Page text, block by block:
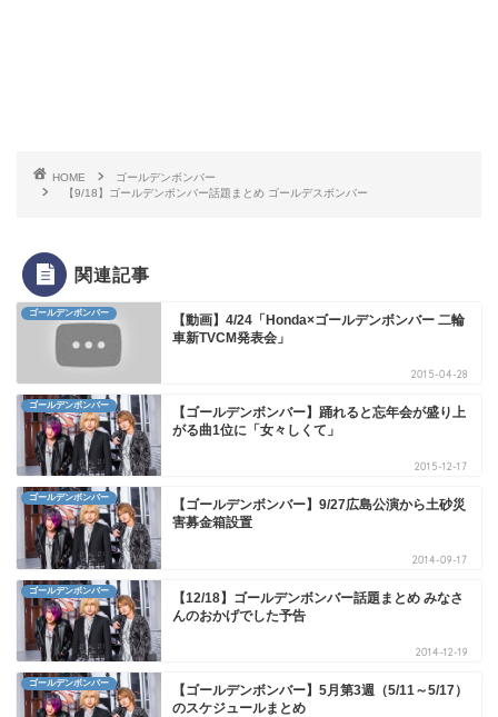
HOME
ゴールデンボンバー
【9/18】ゴールデンボンバー話題まとめ ゴールデスボンバー
関連記事
ゴールデンボンバー
【動画】4/24「Honda×ゴールデンボンバー 二輪
車新TVCM発表会」
2015-04-28
ゴールデンボンバー
【ゴールデンボンバー】踊れると忘年会が盛り上
がる曲1位に「女々しくて」
2015-12-17
ゴールデンボンバー
【ゴールデンボンバー】9/27広島公演から土砂災
害募金箱設置
2014-09-17
ゴールデンボンバー
【12/18】ゴールデンボンバー話題まとめ みなさ
んのおかげでした予告
2014-12-19
ゴールデンボンバー
【ゴールデンボンバー】5月第3週（5/11～5/17）
のスケジュールまとめ